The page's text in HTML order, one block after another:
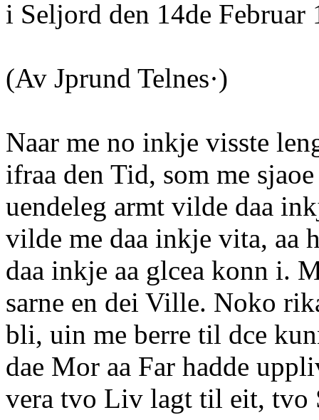
i Seljord den 14de Februar
(Av Jprund Telnes·)
Naar me no inkje visste
ifraa den Tid, som me
uendeleg armt vilde daa
vilde me daa inkje vita, aa
daa inkje aa glcea konn i.
sarne en dei Ville. Noko
bli, uin me berre til dce
dae Mor aa Far hadde
vera tvo Liv lagt til eit, tvo